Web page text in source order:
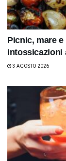
Picnic, mare
intossicazioni
3 AGOSTO 2026